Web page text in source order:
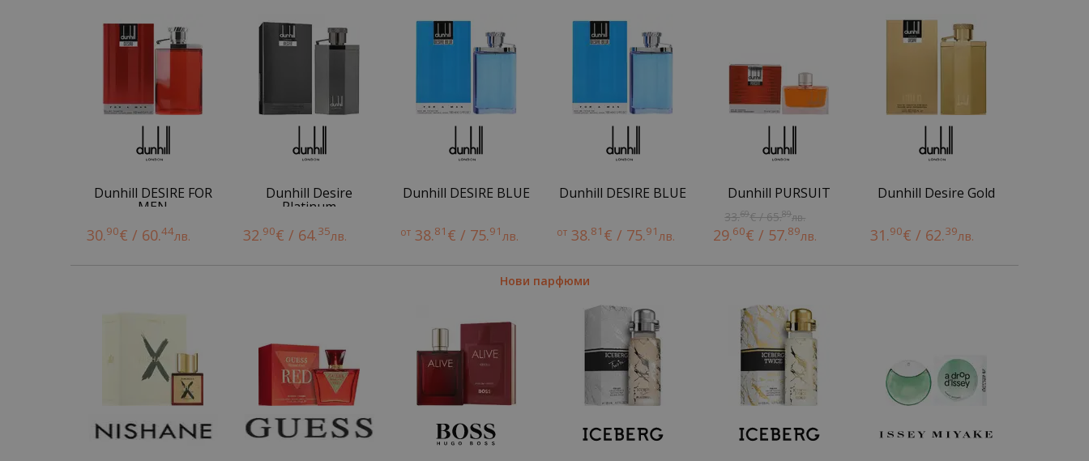
Dunhill DESIRE FOR
MEN
30.90€ / 60.44лв.
Dunhill Desire
Platinum
32.90€ / 64.35лв.
Dunhill DESIRE BLUE
от 38.81 € / 75.91лв.
Dunhill DESIRE BLUE
от 38.81 € / 75.91лв.
Dunhill PURSUIT
33.69€ / 65.89лв.
29.60€ / 57.89лв.
Dunhill Desire Gold
31.90€ / 62.39лв.
Нови парфюми